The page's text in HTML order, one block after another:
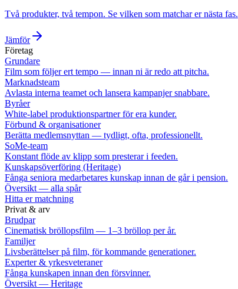
Två produkter, två tempon. Se vilken som matchar er nästa fas.
Jämför
Företag
Grundare
Film som följer ert tempo — innan ni är redo att pitcha.
Marknadsteam
Avlasta interna teamet och lansera kampanjer snabbare.
Byråer
White-label produktionspartner för era kunder.
Förbund & organisationer
Berätta medlemsnyttan — tydligt, ofta, professionellt.
SoMe-team
Konstant flöde av klipp som presterar i feeden.
Kunskapsöverföring (Heritage)
Fånga seniora medarbetares kunskap innan de går i pension.
Översikt — alla spår
Hitta er matchning
Privat & arv
Brudpar
Cinematisk bröllopsfilm — 1–3 bröllop per år.
Familjer
Livsberättelser på film, för kommande generationer.
Experter & yrkesveteraner
Fånga kunskapen innan den försvinner.
Översikt — Heritage